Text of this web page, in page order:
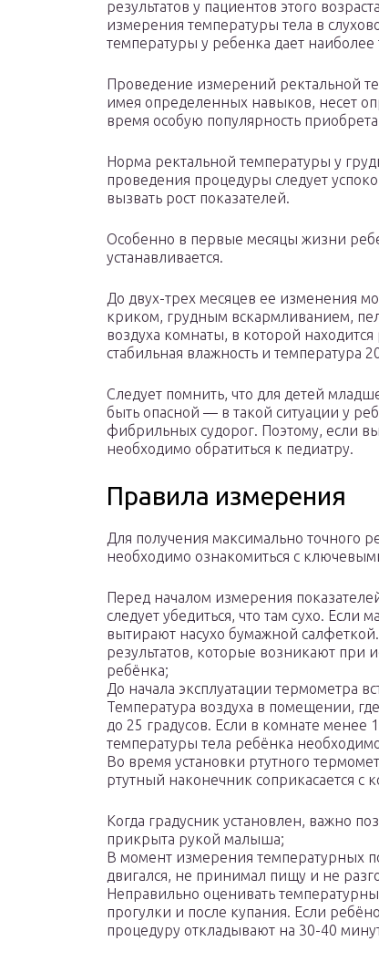
результатов у пациентов этого
измерения температуры тела в
температуры у ребенка дает
Проведение измерений ректальной
имея определенных навыков, несет
время особую популярность
Норма ректальной температуры у
проведения процедуры следует
вызвать рост показателей.
Особенно в первые месяцы жизни
устанавливается.
До двух-трех месяцев ее изменения
криком, грудным вскармливанием,
воздуха комнаты, в которой
стабильная влажность и температура
Следует помнить, что для детей
быть опасной — в такой ситуации у
фибрильных судорог. Поэтому, если
необходимо обратиться к педиатру.
Правила измерения
Для получения максимально точного
необходимо ознакомиться с
Перед началом измерения
следует убедиться, что там сухо.
вытирают насухо бумажной
результатов, которые возникают при
ребёнка;
До начала эксплуатации термометра
Температура воздуха в помещении,
до 25 градусов. Если в комнате менее
температуры тела ребёнка
Во время установки ртутного
ртутный наконечник соприкасается
Когда градусник установлен, важно
прикрыта рукой малыша;
В момент измерения температурных
двигался, не принимал пищу и не
Неправильно оценивать
прогулки и после купания. Если
процедуру откладывают на 30-40